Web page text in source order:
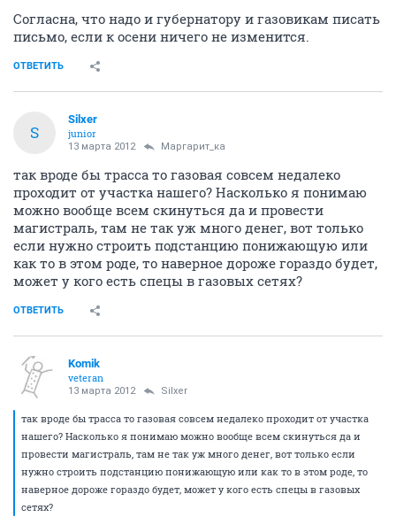
Согласна, что надо и губернатору и газовикам писать
письмо, если к осени ничего не изменится.
ОТВЕТИТЬ
S
Silxer
junior
13 марта 2012 Маргарит_ка
так вроде бы трасса то газовая совсем недалеко
проходит от участка нашего? Насколько я понимаю
можно вообще всем скинуться да и провести
магистраль, там не так уж много денег, вот только
если нужно строить подстанцию понижающую или
как то в этом роде, то наверное дороже гораздо будет,
может у кого есть спецы в газовых сетях?
ОТВЕТИТЬ
Komik
veteran
13 марта 2012 Silxer
так вроде бы трасса то газовая совсем недалеко проходит от участка
нашего? Насколько я понимаю можно вообще всем скинуться да и
провести магистраль, там не так уж много денег, вот только если
нужно строить подстанцию понижающую или как то в этом роде, то
наверное дороже гораздо будет, может у кого есть спецы в газовых
сетях?